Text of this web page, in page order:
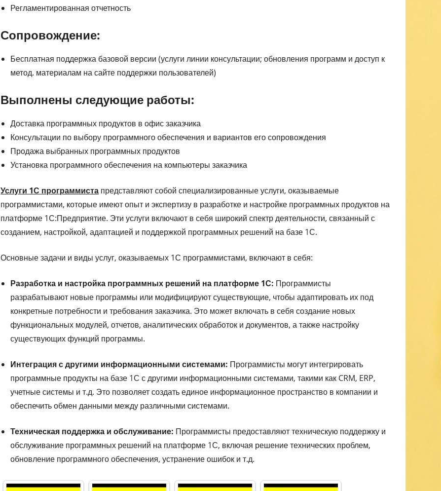
Регламентированная отчетность
Сопровождение:
Бесплатная поддержка базовой версии (услуги линии консультации; обновления программ и доступ к
метод. материалам на сайте поддержки пользователей)
Выполнены следующие работы:
Доставка программных продуктов в офис заказчика
Консультации по выбору программного обеспечения и вариантов его сопровождения
Продажа выбранных программных продуктов
Установка программного обеспечения на компьютеры заказчика
Услуги 1С программиста представляют собой специализированные услуги, оказываемые
программистами, которые имеют опыт и экспертизу в разработке и настройке программных продуктов на
платформе 1С:Предприятие. Эти услуги включают в себя широкий спектр деятельности, связанный с
созданием, настройкой, адаптацией и поддержкой программных решений на базе 1С.
Основные задачи и виды услуг, оказываемых 1С программистами, включают в себя:
Разработка и настройка программных решений на платформе 1С: Программисты
разрабатывают новые программы или модифицируют существующие, чтобы адаптировать их под
конкретные потребности и требования заказчика. Это может включать в себя создание новых
функциональных модулей, отчетов, аналитических обработок и документов, а также настройку
существующих функций программы.
Интеграция с другими информационными системами: Программисты могут интегрировать
программные продукты на базе 1С с другими информационными системами, такими как CRM, ERP,
учетные системы и т.д. Это позволяет создать единое информационное пространство в компании и
обеспечить обмен данными между различными системами.
Техническая поддержка и обслуживание: Программисты предоставляют техническую поддержку и
обслуживание программных решений на платформе 1С, включая решение технических проблем,
обновление программного обеспечения, устранение ошибок и т.д.